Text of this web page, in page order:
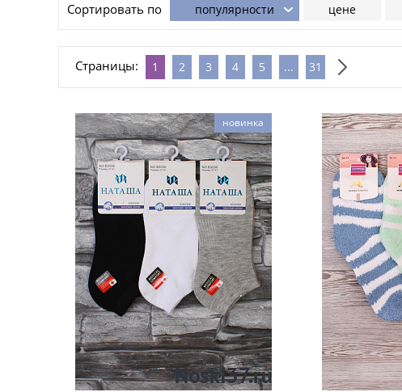
Сортировать по популярности цене
Страницы: 1 2 3 4 5 ... 31
новинка